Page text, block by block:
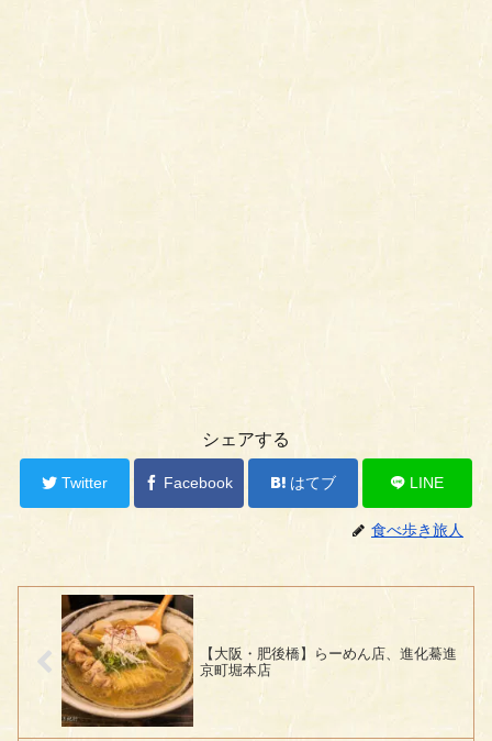
シェアする
Twitter Facebook はてブ LINE
食べ歩き旅人
【大阪・肥後橋】らーめん店、進化驀進
京町堀本店